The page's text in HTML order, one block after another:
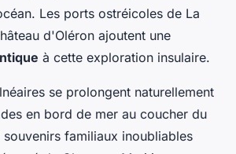
Les ports ostréicoles de La
d'Oléron ajoutent une
à cette exploration insulaire.
se prolongent naturellement
en bord de mer au coucher du
familiaux inoubliables